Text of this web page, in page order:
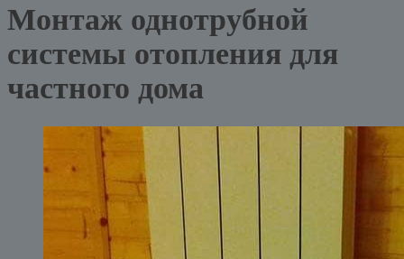
Монтаж однотрубной
системы отопления для
частного дома